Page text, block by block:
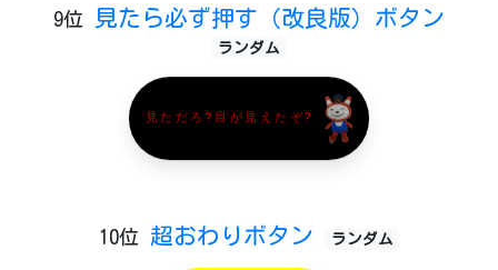
9位 見たら必ず押す（改良版）ボタン
ランダム
見ただろ?目が見えたぞ?
10位 超おわりボタン ランダム